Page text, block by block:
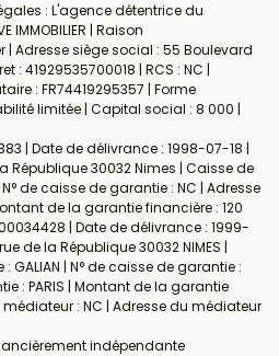
: L'agence détentrice du
IMMOBILIER | Raison
| Adresse siège social : 55 Boulevard
: 41929535700018 | RCS : NC |
: FR74419295357 | Forme
limitée | Capital social : 8 000 |
| Date de délivrance : 1998-07-18 |
République 30032 Nimes | Caisse de
de caisse de garantie : NC | Adresse
de la garantie financière : 120
| Date de délivrance : 1999-
de la République 30032 NIMES |
| N° de caisse de garantie :
: PARIS | Montant de la garantie
: NC | Adresse du médiateur
indépendante